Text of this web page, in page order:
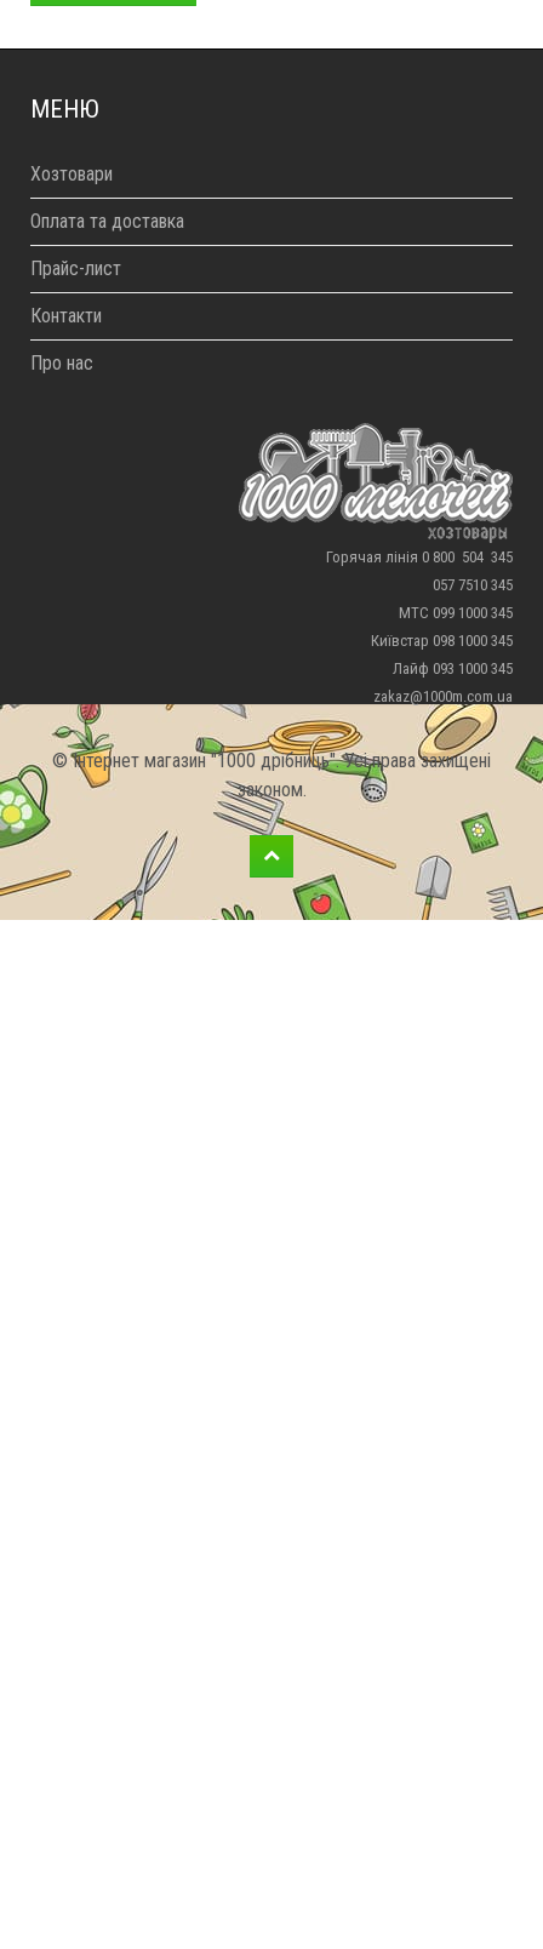
МЕНЮ
Хозтовари
Оплата та доставка
Прайс-лист
Контакти
Про нас
Горячая лінія 0 800 504 345
057 7510 345
МТС 099 1000 345
Київстар 098 1000 345
Лайф 093 1000 345
zakaz@1000m.com.ua
© Інтернет магазин "1000 дрібниць". Усі права захищені
законом.